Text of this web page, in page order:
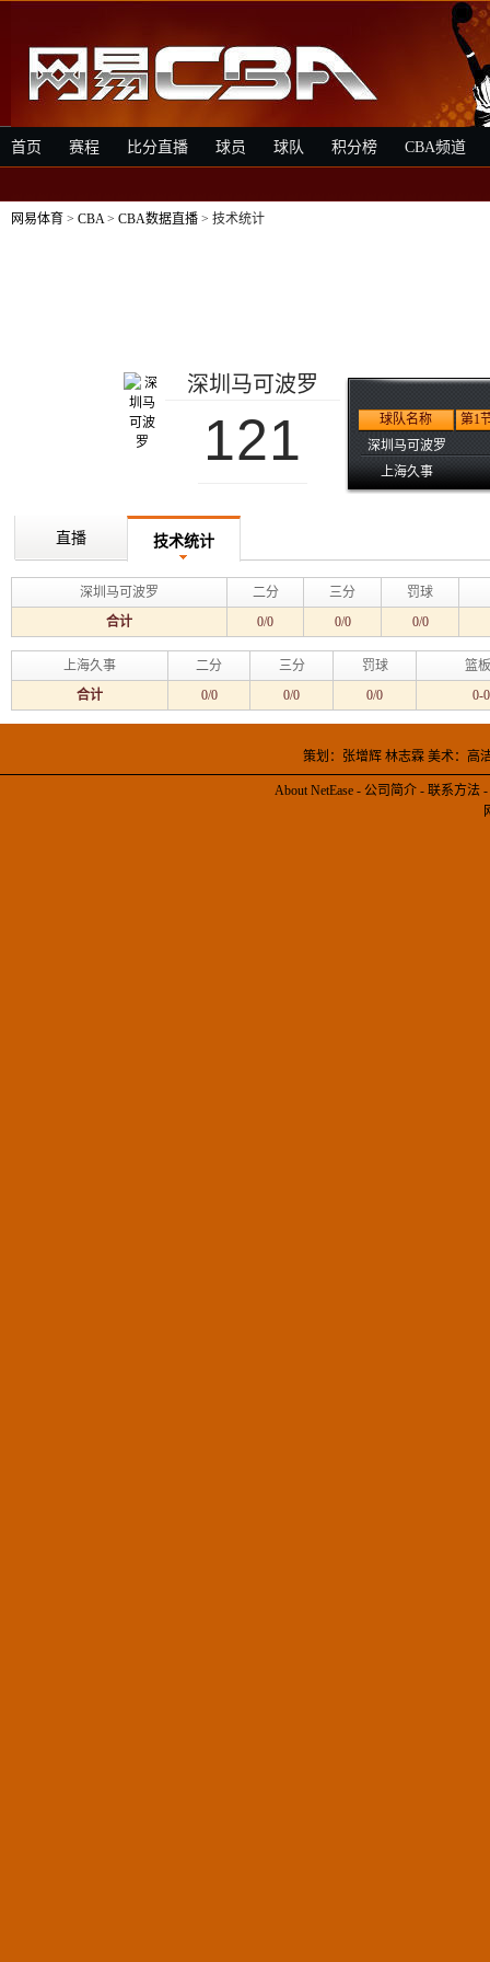
首页 赛程 比分直播 球员 球队 积分榜 CBA频道
网易体育 > CBA> CBA数据直播 > 技术统计
深圳马可波罗
121 球队名称
第1
深圳马可波罗
上海久事
直播 技术统计
深圳马可波罗 二分 三分
罚球
合计
0/0 0/0 0/0
上海久事 二分 三分 罚球
篮
合计
0/0 0/0 0/0 0-
策划：张增辉 林志霖 美术：
About NetEase - 公司简介 - 联系方法 -